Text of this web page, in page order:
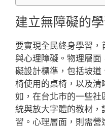
建立無障礙的
要實現全民終身學習
與心理障礙。物理層
礙設計標準，包括坡
椅使用的桌椅，以及清
如，在台北市的一些社
統與放大字體的教材，
習。心理層面，則需